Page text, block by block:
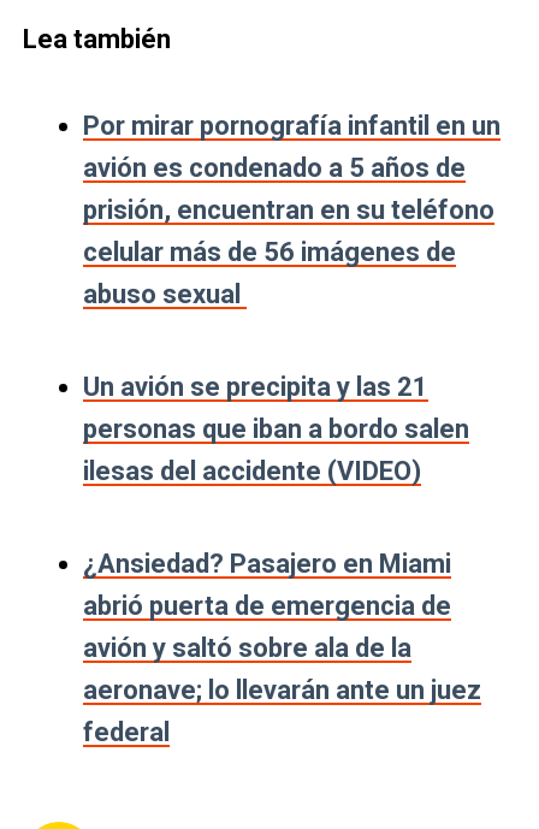
Lea también
Por mirar pornografía infantil en un
avión es condenado a 5 años de
prisión, encuentran en su teléfono
celular más de 56 imágenes de
abuso sexual
Un avión se precipita y las 21
personas que iban a bordo salen
ilesas del accidente (VIDEO)
¿Ansiedad? Pasajero en Miami
abrió puerta de emergencia de
avión y saltó sobre ala de la
aeronave; lo llevarán ante un juez
federal